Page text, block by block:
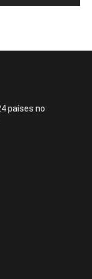
países no